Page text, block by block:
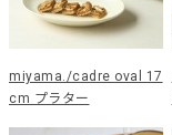
miyama./cadre oval 17
cm プラター